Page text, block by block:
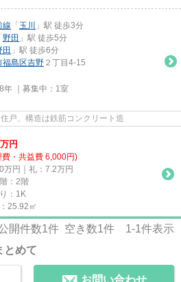
線 「 玉川
」駅 徒歩3分
野田 」駅 徒歩5分
田 」駅 徒歩6分
福島区吉野 ２丁目4-15
｜募集中： 1室
戸、構造は鉄筋コンクリート造
万円
費・共益費 6,000円)
万円｜礼：7.2万円
：2階
：1K
25.92㎡
開件数1件 空き数1件 1-1件表示
とめて
お問い合わせ